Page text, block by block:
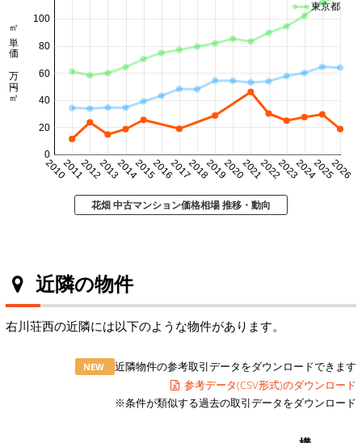
20102011201220132014201520162017201820192020202120222023202420252026
0
20
40
60
80
100
㎡単価 万円/㎡
東京都
花畑 中古マンション価格相場 推移・動向
近隣の物件
右川荘西の近隣には以下のような物件があります。
NEW
近隣物件の参考取引データをダウンロードできます
参考データ(CSV形式)のダウンロード
※条件が類似する過去の取引データをダウンロード